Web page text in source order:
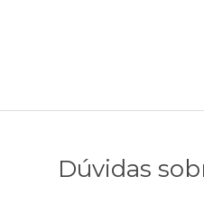
Dúvidas